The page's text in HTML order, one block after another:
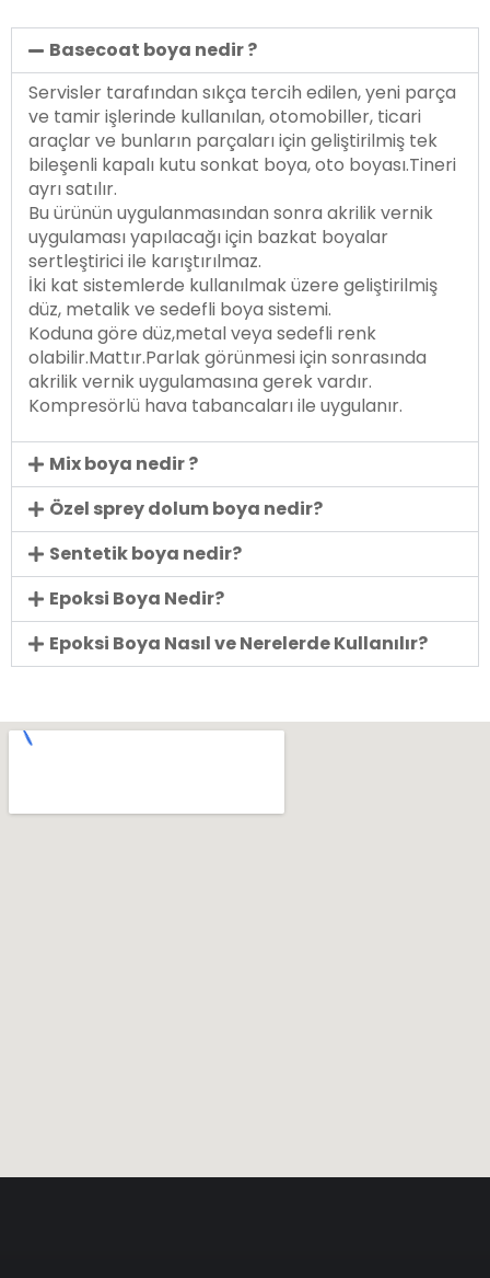
Basecoat boya nedir ?
Servisler tarafından sıkça tercih edilen, yeni parça
ve tamir işlerinde kullanılan, otomobiller, ticari
araçlar ve bunların parçaları için geliştirilmiş tek
bileşenli kapalı kutu sonkat boya, oto boyası.Tineri
ayrı satılır.
Bu ürünün uygulanmasından sonra akrilik vernik
uygulaması yapılacağı için bazkat boyalar
sertleştirici ile karıştırılmaz.
İki kat sistemlerde kullanılmak üzere geliştirilmiş
düz, metalik ve sedefli boya sistemi.
Koduna göre düz,metal veya sedefli renk
olabilir.Mattır.Parlak görünmesi için sonrasında
akrilik vernik uygulamasına gerek vardır.
Kompresörlü hava tabancaları ile uygulanır.
Mix boya nedir ?
Özel sprey dolum boya nedir?
Sentetik boya nedir?
Epoksi Boya Nedir?
Epoksi Boya Nasıl ve Nerelerde Kullanılır?